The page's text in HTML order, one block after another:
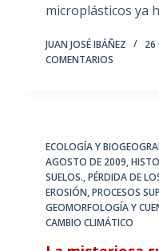
microplásticos ya
JUAN JOSÉ IBÁÑEZ 26
COMENTARIOS
ECOLOGÍA Y
AGOSTO DE 2009,
SUELOS.,PÉRDIDA DE
EROSIÓN,PROCESOS
GEOMORFOLOGÍA Y
CAMBIO CLIMÁTICO